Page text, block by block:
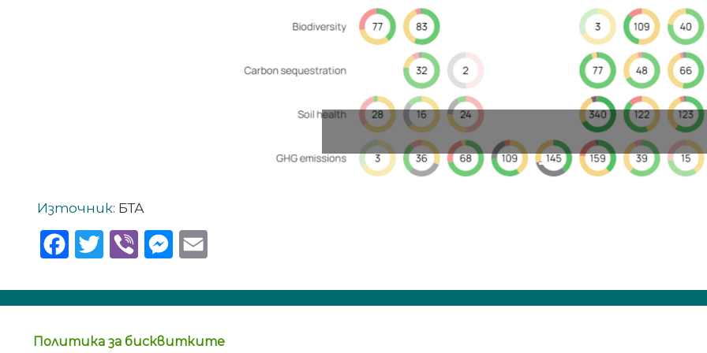
Източник: БТА
FacebookTwitterViber Messenger
Политика за бисквитките